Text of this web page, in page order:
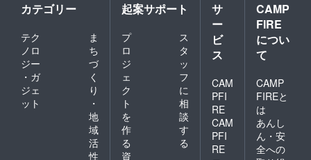
カテゴリー
テク
ノロ
ジー
・ガ
ジェ
ット
ま
ち
づ
く
り
・
地
域
活
性
起案サポート
プ
ロ
ジ
ェ
ク
ト
を
作
る
ス
タ
ッ
フ
に
相
談
す
る
資
サ
ー
ビ
ス
CAM
PFI
RE
CAM
PFI
RE
CAMP
FIRE
につい
て
CAMP
FIREと
は
あんし
ん・安
全への